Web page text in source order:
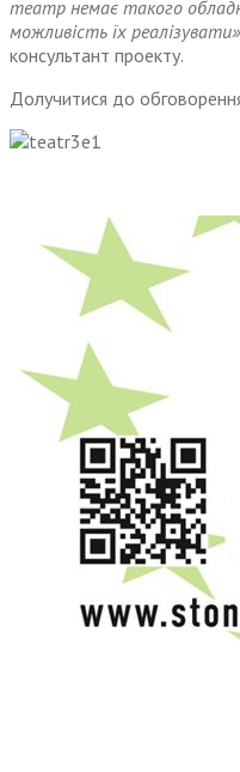
театр немає такого
можливість їх реалізувати»
консультант проекту.
Долучитися до